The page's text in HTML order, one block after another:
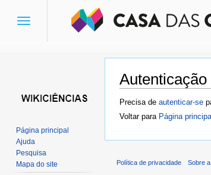
Ir para:navegação,
Precisa de autenticar-se
Voltar para Página
Toggle
Página principal
Ajuda
Pesquisa
Mapa do site
Política de privacidade Sobre